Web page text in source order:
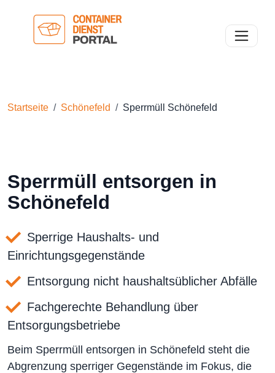
Toggle
Startseite Schönefeld Sperrmüll Schönefeld
Sperrmüll entsorgen in
Schönefeld
Sperrige Haushalts- und
Einrichtungsgegenstände
Entsorgung nicht haushaltsüblicher Abfälle
Fachgerechte Behandlung über
Entsorgungsbetriebe
Beim Sperrmüll entsorgen in Schönefeld steht die
Abgrenzung sperriger Gegenstände im Fokus, die